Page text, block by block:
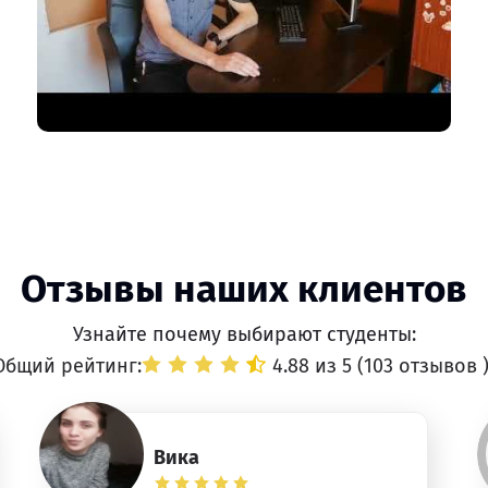
Отзывы наших клиентов
Узнайте почему выбирают студенты:
рейтинг:
4.88 из 5 (103 отзывов )
Вика